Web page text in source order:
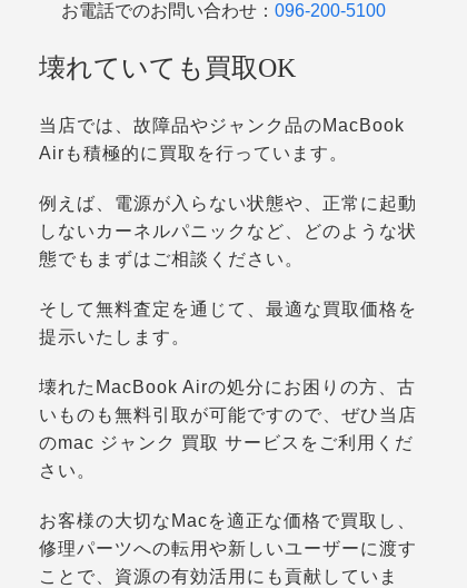
お電話でのお問い合わせ： 096-200-5100
壊れていても買取OK
当店では、故障品やジャンク品のMacBook
Airも積極的に買取を行っています。
例えば、電源が入らない状態や、正常に起動
しないカーネルパニックなど、どのような状
態でもまずはご相談ください。
そして無料査定を通じて、最適な買取価格を
提示いたします。
壊れたMacBook Airの処分にお困りの方、古
いものも無料引取が可能ですので、ぜひ当店
のmac ジャンク 買取 サービスをご利用くだ
さい。
お客様の大切なMacを適正な価格で買取し、
修理パーツへの転用や新しいユーザーに渡す
ことで、資源の有効活用にも貢献していま